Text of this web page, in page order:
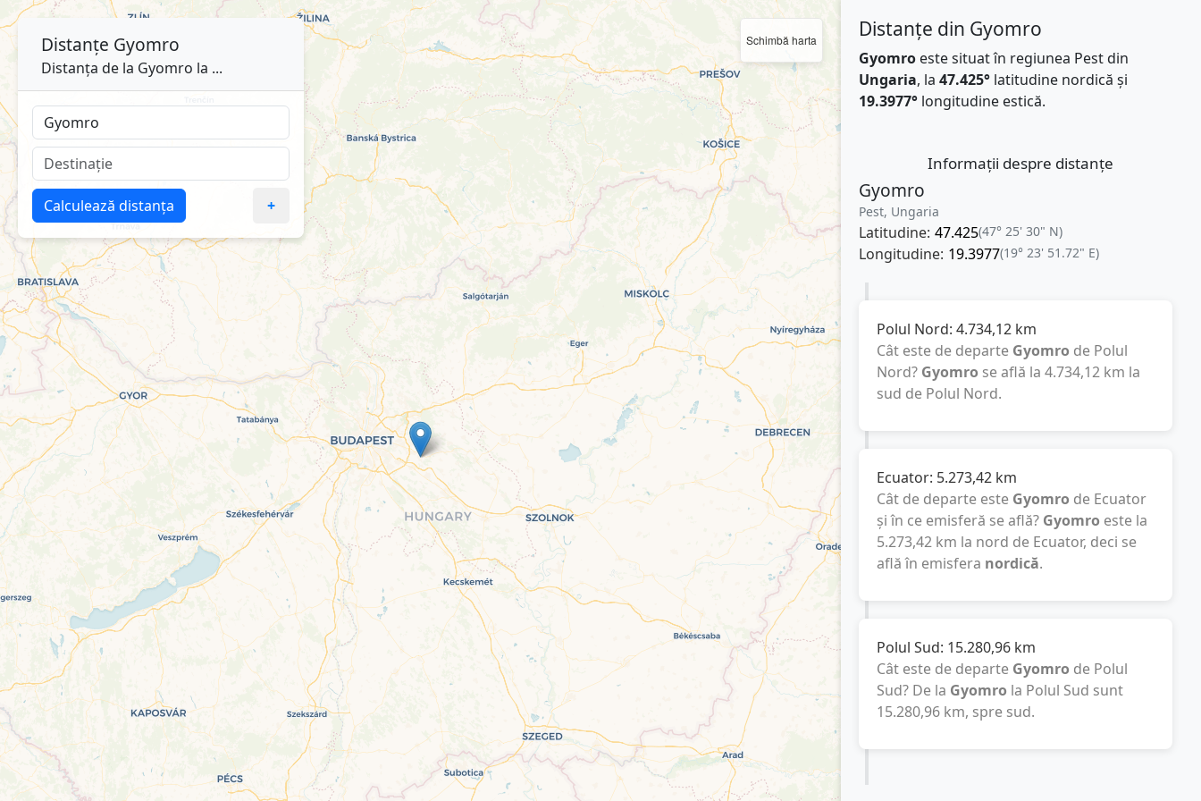
Schimbă harta Distanțe din Gyomro
Gyomroeste situat în regiunea Pest din
Ungaria, la 47.425°latitudine nordică și
19.3977°longitudine estică.
Informații despre distanțe
Gyomro
Pest, Ungaria
Latitudine: 47.425(47° 25' 30" N)
Longitudine: 19.3977(19° 23' 51.72" E)
Polul Nord: 4.734,12 km
Cât este de departe Gyomro de Polul
Nord? Gyomro se află la 4.734,12 km la
sud de Polul Nord.
Ecuator: 5.273,42 km
Cât de departe este Gyomro de Ecuator
și în ce emisferă se află? Gyomro este la
5.273,42 km la nord de Ecuator, deci se
află în emisfera nordică.
Polul Sud: 15.280,96 km
Cât este de departe Gyomro de Polul
Sud? De la Gyomro la Polul Sud sunt
15.280,96 km, spre sud.
Distanțe Gyomro
Distanța de la Gyomro la ...
Calculează distanța +